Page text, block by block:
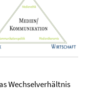
Wechselverhältnis